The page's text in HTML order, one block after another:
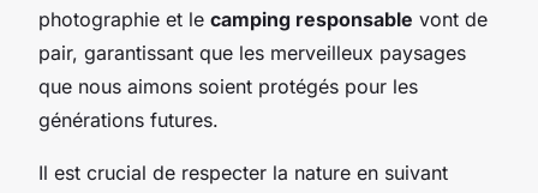
photographie et le camping responsable vont de
pair, garantissant que les merveilleux paysages
que nous aimons soient protégés pour les
générations futures.
Il est crucial de respecter la nature en suivant